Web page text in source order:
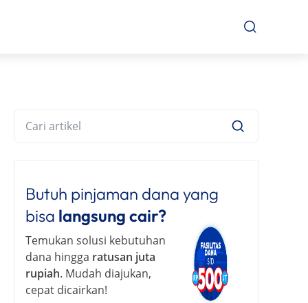
Butuh pinjaman dana yang
bisa langsung cair?
Temukan solusi kebutuhan
dana hingga ratusan juta
rupiah. Mudah diajukan,
cepat dicairkan!